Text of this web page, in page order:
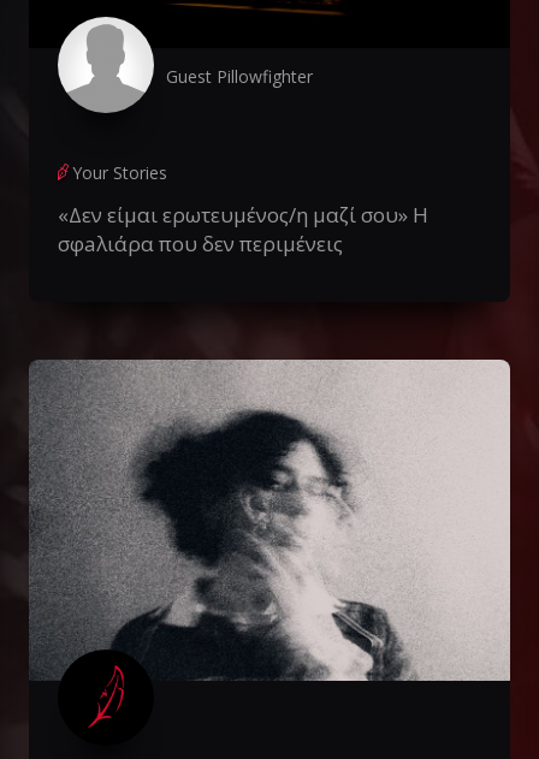
Guest Pillowfighter
Your Stories
«Δεν είμαι ερωτευμένος/η μαζί σου» Η
σφaλιάρα που δεν περιμένεις